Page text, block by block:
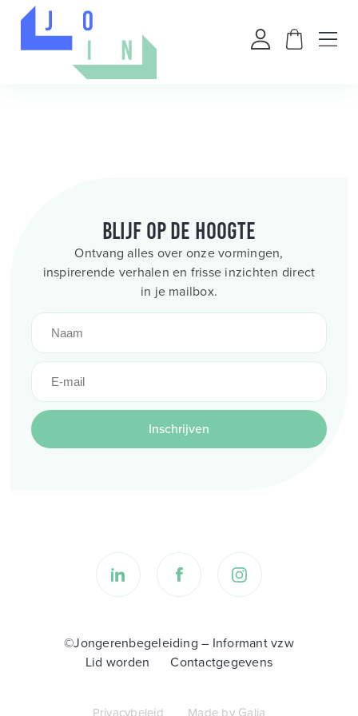
Blijf op de hoogte
Ontvang alles over onze vormingen,
inspirerende verhalen en frisse inzichten direct
in je mailbox.
Inschrijven
©Jongerenbegeleiding – Informant vzw
Lid worden
Contactgegevens